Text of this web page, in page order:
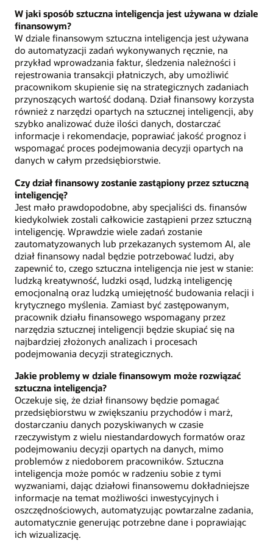
W jaki sposób sztuczna inteligencja jest używana w dziale
finansowym?
W dziale finansowym sztuczna inteligencja jest używana
do automatyzacji zadań wykonywanych ręcznie, na
przykład wprowadzania faktur, śledzenia należności i
rejestrowania transakcji płatniczych, aby umożliwić
pracownikom skupienie się na strategicznych zadaniach
przynoszących wartość dodaną. Dział finansowy korzysta
również z narzędzi opartych na sztucznej inteligencji, aby
szybko analizować duże ilości danych, dostarczać
informacje i rekomendacje, poprawiać jakość prognoz i
wspomagać proces podejmowania decyzji opartych na
danych w całym przedsiębiorstwie.
Czy dział finansowy zostanie zastąpiony przez sztuczną
inteligencję?
Jest mało prawdopodobne, aby specjaliści ds. finansów
kiedykolwiek zostali całkowicie zastąpieni przez sztuczną
inteligencję. Wprawdzie wiele zadań zostanie
zautomatyzowanych lub przekazanych systemom AI, ale
dział finansowy nadal będzie potrzebować ludzi, aby
zapewnić to, czego sztuczna inteligencja nie jest w stanie:
ludzką kreatywność, ludzki osąd, ludzką inteligencję
emocjonalną oraz ludzką umiejętność budowania relacji i
krytycznego myślenia. Zamiast być zastępowanym,
pracownik działu finansowego wspomagany przez
narzędzia sztucznej inteligencji będzie skupiać się na
najbardziej złożonych analizach i procesach
podejmowania decyzji strategicznych.
Jakie problemy w dziale finansowym może rozwiązać
sztuczna inteligencja?
Oczekuje się, że dział finansowy będzie pomagać
przedsiębiorstwu w zwiększaniu przychodów i marż,
dostarczaniu danych pozyskiwanych w czasie
rzeczywistym z wielu niestandardowych formatów oraz
podejmowaniu decyzji opartych na danych, mimo
problemów z niedoborem pracowników. Sztuczna
inteligencja może pomóc w radzeniu sobie z tymi
wyzwaniami, dając działowi finansowemu dokładniejsze
informacje na temat możliwości inwestycyjnych i
oszczędnościowych, automatyzując powtarzalne zadania,
automatycznie generując potrzebne dane i poprawiając
ich wizualizację.